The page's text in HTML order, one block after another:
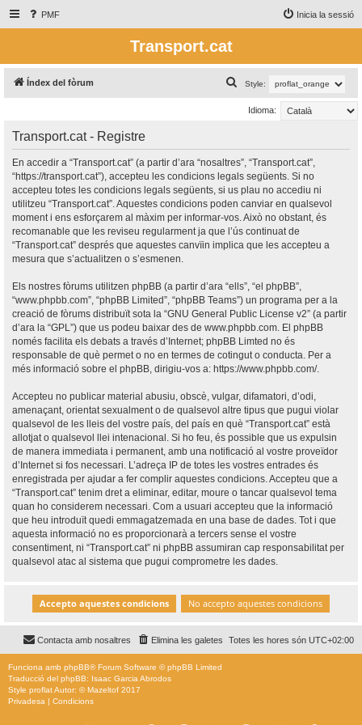
PMF Inicia la sessió
Transport.cat
Índex del fòrum Style:
e
a
Idioma:
Transport.cat - Registre
En accedir a “Transport.cat” (a partir d’ara “nosaltres”, “Transport.cat”,
“https://transport.cat”), accepteu les condicions legals següents. Si no
accepteu totes les condicions legals següents, si us plau no accediu ni
utilitzeu “Transport.cat”. Aquestes condicions poden canviar en qualsevol
moment i ens esforçarem al màxim per informar-vos. Això no obstant, és
recomanable que les reviseu regularment ja que l’ús continuat de
“Transport.cat” després que aquestes canvïin implica que les accepteu a
mesura que s’actualitzen o s’esmenen.
Els nostres fòrums utilitzen phpBB (a partir d’ara “ells”, “el phpBB”,
“www.phpbb.com”, “phpBB Limited”, “phpBB Teams”) un programa per a la
creació de fòrums distribuït sota la “GNU General Public License v2” (a partir
d’ara la “GPL”) que us podeu baixar des de www.phpbb.com . El phpBB
només facilita els debats a través d’Internet; phpBB Limted no és
responsable de què permet o no en termes de cotingut o conducta. Per a
més informació sobre el phpBB, dirigiu-vos a: https://www.phpbb.com/.
Accepteu no publicar material abusiu, obscè, vulgar, difamatori, d’odi,
amenaçant, orientat sexualment o de qualsevol altre tipus que pugui violar
qualsevol de les lleis del vostre país, del país en què “Transport.cat” està
allotjat o qualsevol llei intenacional. Si ho feu, és possible que us expulsin
de manera immediata i permanent, amb una notificació al vostre proveïdor
d’Internet si fos necessari. L’adreça IP de totes les vostres entrades és
enregistrada per ajudar a fer complir aquestes condicions. Accepteu que a
“Transport.cat” tenim dret a eliminar, editar, moure o tancar qualsevol tema
quan ho considerem necessari. Com a usuari accepteu que la informació
que heu introduït quedi emmagatzemada en una base de dades. Tot i que
aquesta informació no es proporcionarà a tercers sense el vostre
consentiment, ni “Transport.cat” ni phpBB assumiran cap responsabilitat per
qualsevol atac al sistema que pugui comprometre les dades.
Totes les hores són UTC+02:00
Elimina les galetes
Contacta amb nosaltres
Funciona amb phpBB® Forum Software © phpBB Limited
Traducció del phpBB: Isaac Garcia Abrodos
Style proflatAutor: ©Mazeltof 2017
Privadesa | Condicions